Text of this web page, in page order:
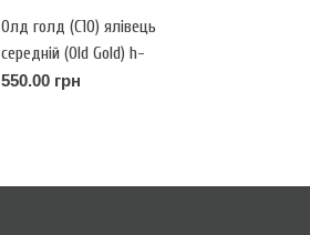
Олд голд (С10) ялівець
середній (Old Gold) h-
40,d-75
550.00 грн